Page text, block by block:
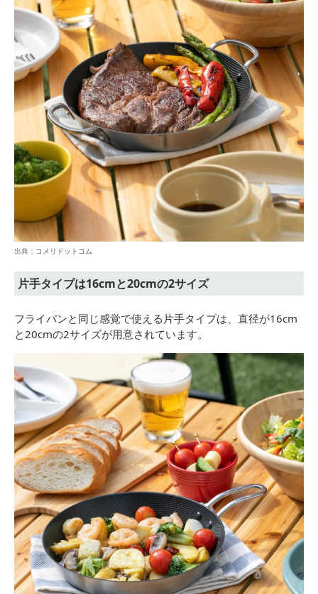
出典： コメリドットコム
片手タイプは16cmと20cmの2サイズ
フライパンと同じ感覚で使える片手タイプは、直径が16cm
と20cmの2サイズが用意されています。